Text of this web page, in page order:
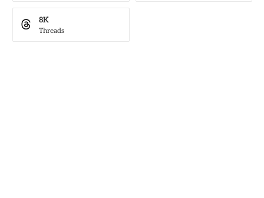
Threads
8K